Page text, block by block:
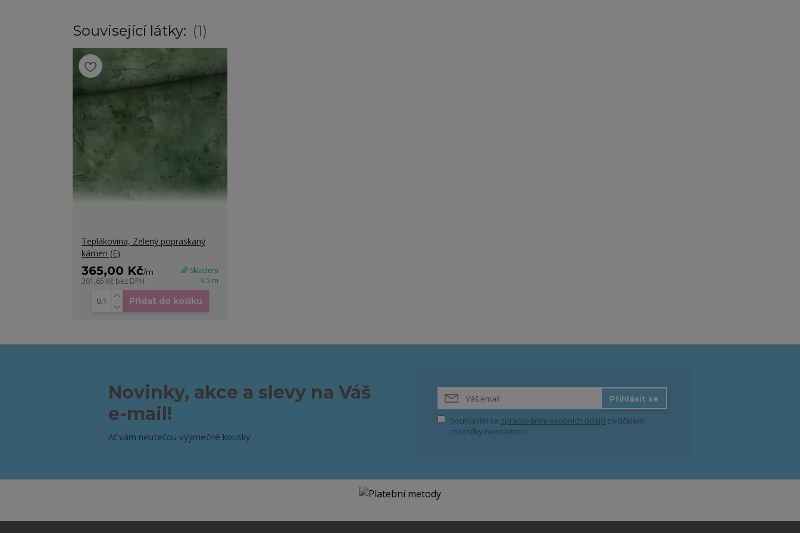
Související látky: 1
Teplákovina, Zelený popraskaný
kámen (E)
365,00 Kč/m
301,65 Kč bez DPH
🌈 Skladem
9.5 m
Přidat do košíku
Novinky, akce a slevy na Váš
e-mail!
Ať vám neutečou výjimečné kousky
Přihlásit se
Souhlasím se zpracováním osobních údajů za účelem
rozesílky newsletteru.